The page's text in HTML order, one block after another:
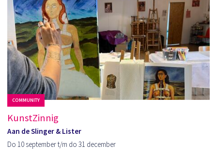
COMMUNITY
KunstZinnig
Aan de Slinger & Lister
Do 10 september t/m do 31 december